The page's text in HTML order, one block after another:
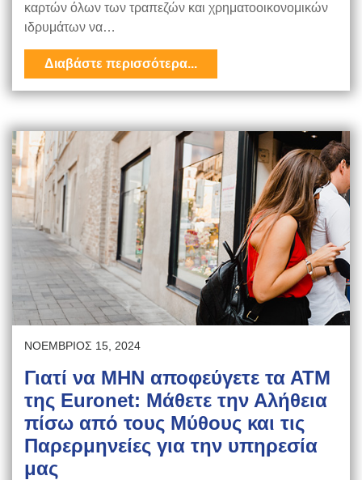
καρτών όλων των τραπεζών και χρηματοοικονομικών
ιδρυμάτων να…
Διαβάστε περισσότερα...
ΝΟΈΜΒΡΙΟΣ 15, 2024
Γιατί να ΜΗΝ αποφεύγετε τα ΑΤΜ
της Euronet: Μάθετε την Αλήθεια
πίσω από τους Μύθους και τις
Παρερμηνείες για την υπηρεσία
μας